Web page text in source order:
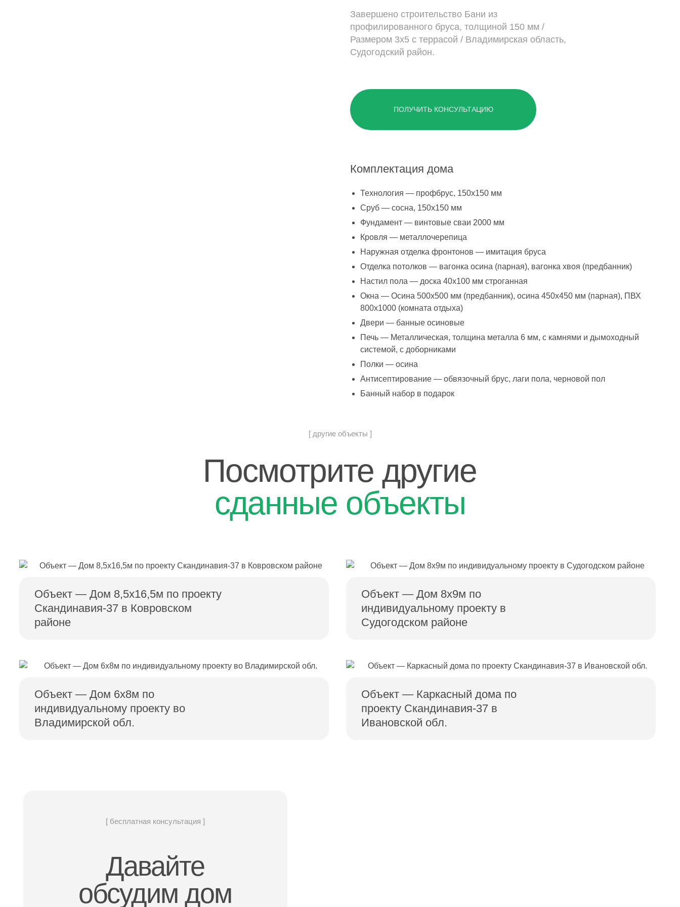
ул. Куйбышева, д.24А
Завершено строительство Бани из
профилированного бруса, толщиной 150 мм /
Размером 3х5 с террасой / Владимирская область,
Судогодский район.
ПОЛУЧИТЬ КОНСУЛЬТАЦИЮ
Комплектация дома
Технология — профбрус, 150х150 мм
Сруб — сосна, 150х150 мм
Фундамент — винтовые сваи 2000 мм
Кровля — металлочерепица
Наружная отделка фронтонов — имитация бруса
Отделка потолков — вагонка осина (парная), вагонка хвоя (предбанник)
Настил пола — доска 40х100 мм строганная
Окна — Осина 500х500 мм (предбанник), осина 450х450 мм (парная), ПВХ
800х1000 (комната отдыха)
Двери — банные осиновые
Печь — Металлическая, толщина металла 6 мм, с камнями и дымоходный
системой, с доборниками
Полки — осина
Антисептирование — обвязочный брус, лаги пола, черновой пол
Банный набор в подарок
[ другие объекты ]
Посмотрите другие
сданные объекты
Объект — Дом 8,5х16,5м по проекту
Скандинавия-37 в Ковровском
районе
Объект — Дом 8х9м по
индивидуальному проекту в
Судогодском районе
Объект — Дом 6х8м по
индивидуальному проекту во
Владимирской обл.
Объект — Каркасный дома по
проекту Скандинавия-37 в
Ивановской обл.
[ бесплатная консультация ]
Давайте
обсудим дом